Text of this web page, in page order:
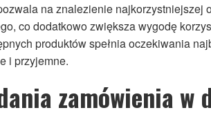
na znalezienie
co dodatkowo zwiększa wygodę
produktów spełnia oczekiwania
i przyjemne.
zamówienia